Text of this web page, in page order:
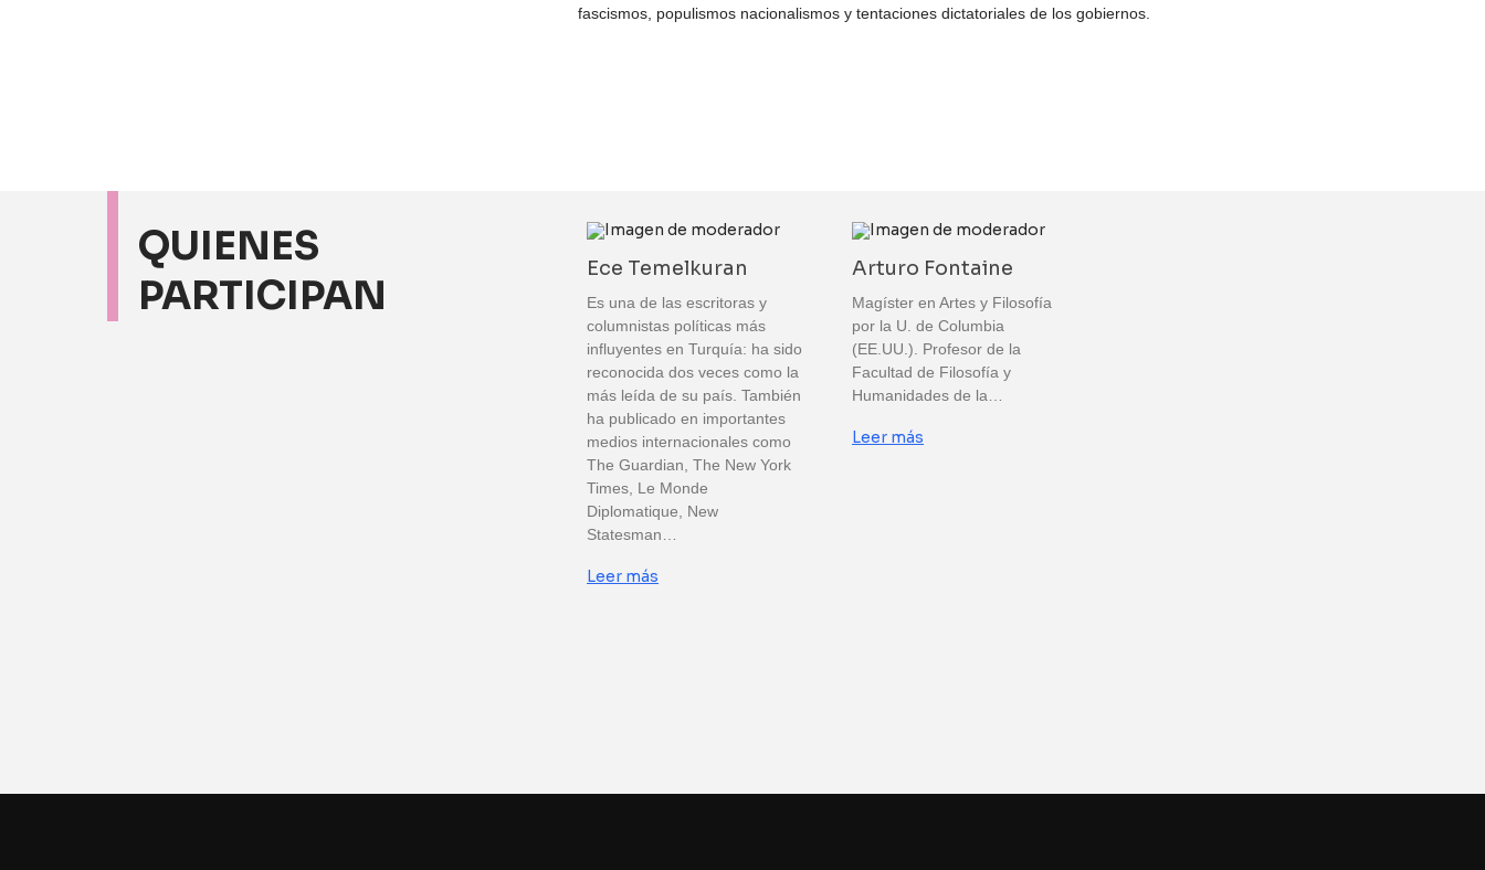
fascismos, populismos nacionalismos y tentaciones dictatoriales de los gobiernos.
QUIENES
PARTICIPAN
Ece Temelkuran
Es una de las escritoras y
columnistas políticas más
influyentes en Turquía: ha sido
reconocida dos veces como la
más leída de su país. También
ha publicado en importantes
medios internacionales como
The Guardian, The New York
Times, Le Monde
Diplomatique, New
Statesman…
Leer más
Arturo Fontaine
Magíster en Artes y Filosofía
por la U. de Columbia
(EE.UU.). Profesor de la
Facultad de Filosofía y
Humanidades de la…
Leer más